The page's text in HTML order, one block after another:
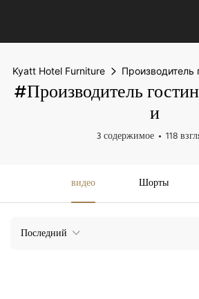
Kyatt Hotel Furniture Производитель
#Производитель
и
3 содержимое 118
видео Шорты
Последний